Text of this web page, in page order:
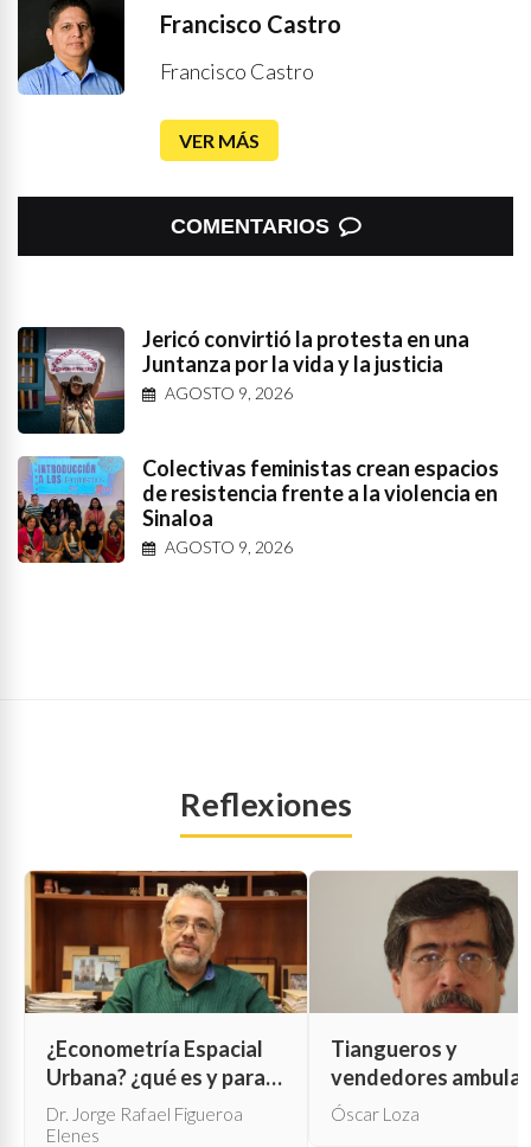
Francisco Castro
Francisco Castro
VER MÁS
COMENTARIOS
Jericó convirtió la protesta en una
Juntanza por la vida y la justicia
AGOSTO 9, 2026
Colectivas feministas crean espacios
de resistencia frente a la violencia en
Sinaloa
AGOSTO 9, 2026
Reflexiones
¿Econometría Espacial
Urbana? ¿qué es y para
qué sirve?
Dr. Jorge Rafael Figueroa
Elenes
Tiangueros y
vendedores
Óscar Loza